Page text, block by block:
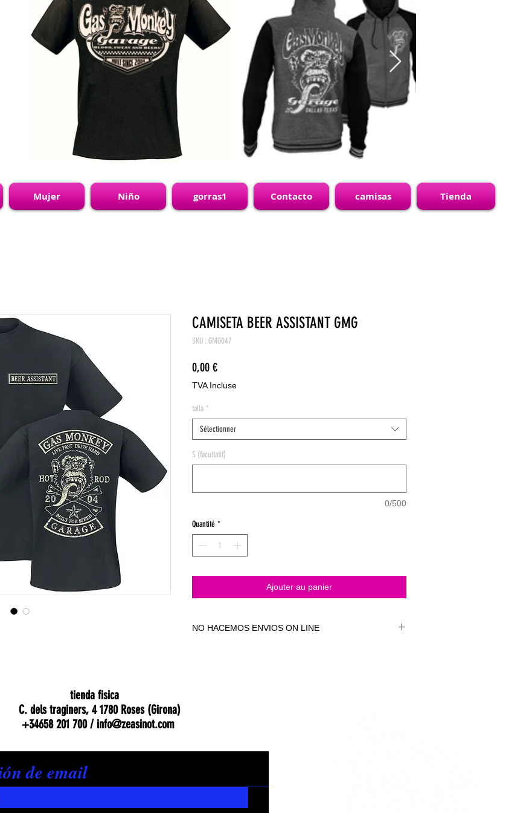
CAMISETA BEER ASSISTANT GMG
SKU : GMG047
0,00 €Prix
TVA Incluse
talla *
Sélectionner
S (facultatif)
0/500
Quantité *
Ajouter au panier
NO HACEMOS ENVIOS ON LINE
Mujer Niño gorras1 Contacto camisas Tienda
tienda fisica
C. dels traginers, 4 1780 Roses (Girona)
+34658 201 700 /info@zeasinot.com